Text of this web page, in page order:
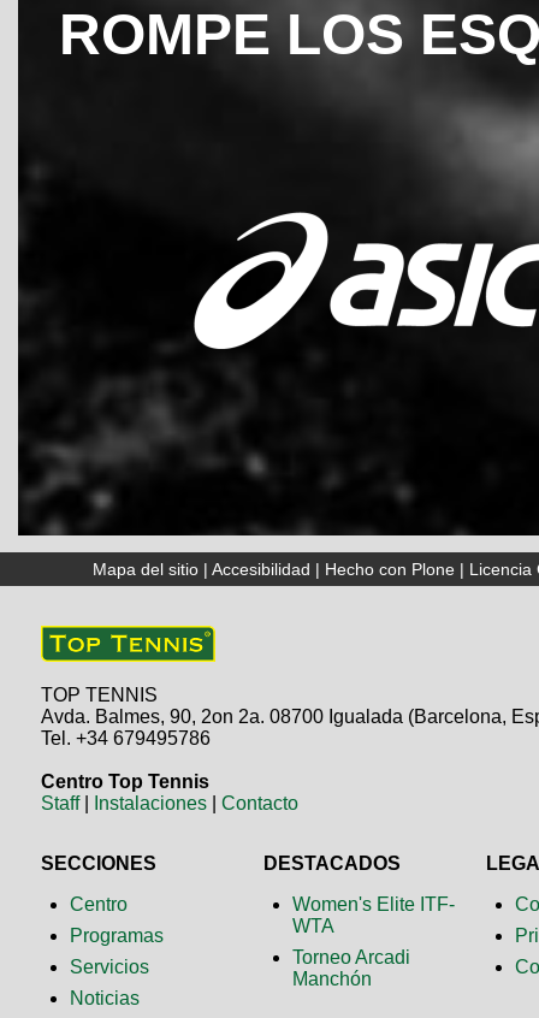
ROMPE LOS
Mapa del sitio |Accesibilidad | Hecho con Plone | Licencia
TOP TENNIS
Avda. Balmes, 90, 2on 2a. 08700 Igualada (Barcelona,
Tel. +34 679495786
Centro Top Tennis
Staff| Instalaciones |Contacto
SECCIONES
Centro
Programas
Servicios
Noticias
DESTACADOS
Women's Elite ITF-
WTA
Torneo Arcadi
Manchón